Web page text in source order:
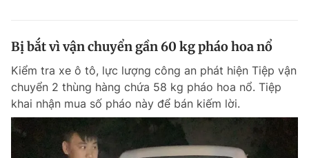
Bị bắt vì vận chuyển gần 60 kg pháo hoa nổ
Kiểm tra xe ô tô, lực lượng công an phát hiện Tiệp vận
chuyển 2 thùng hàng chứa 58 kg pháo hoa nổ. Tiệp
khai nhận mua số pháo này để bán kiếm lời.